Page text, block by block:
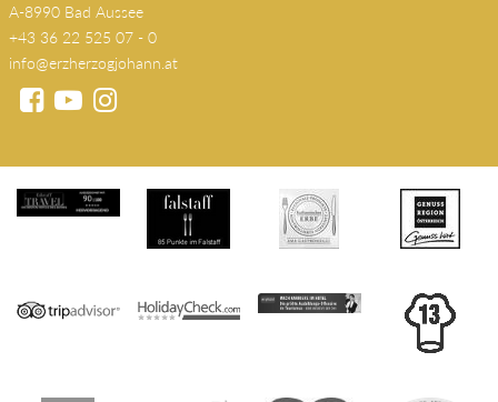
A-8990 Bad Aussee
+43 36 22 525 07 - 0
info@erzherzogjohann.at